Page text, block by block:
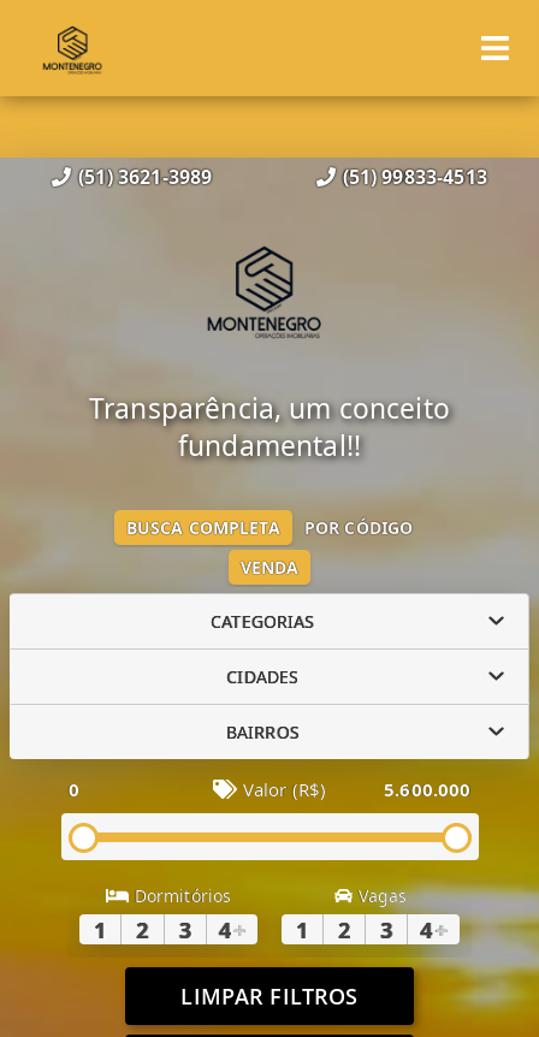
(51) 3621-3989 (51) 99833-4513
Transparência, um conceito
fundamental!!
VENDA
BUSCA COMPLETA POR CÓDIGO
CATEGORIAS
CIDADES
BAIRROS
0 Valor (R$) 5.600.000
Dormitórios
1 2 3 4+
Vagas
1 2 3 4+
LIMPAR FILTROS